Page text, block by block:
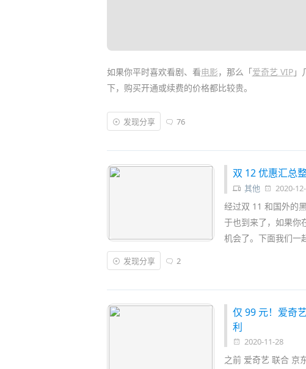
如果你平时喜欢看剧、看电影，那么「爱奇艺 VIP」
下，购买开通或续费的价格都比较贵。
不过最近爱奇艺联合「
员，即可免费送一年的京东 Plus 会员！！这个组合
购物需求的朋友千万不要错过……
发现分享 76
双 12 优惠汇总
其他 2020-
经过双 11 和国外的
于也到来了，如果你
机会了。下面我们
发现分享 2
仅 99 元！爱奇
利
2020-11-28
之前 爱奇艺 联合 京